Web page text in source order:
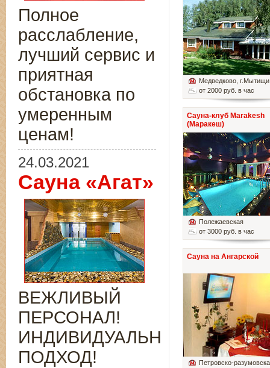
Медведково , г.Мытищи
от 2000 руб. в час
Сауна-клуб Marakesh
(Маракеш)
Полежаевская
от 3000 руб. в час
Сауна на Ангарской
Петровско-
Полное
расслабление,
лучший сервис и
приятная
обстановка по
умеренным
ценам!
24.03.2021
Сауна «Агат»
ВЕЖЛИВЫЙ
ПЕРСОНАЛ!
ИНДИВИДУАЛЬНЫЙ
ПОДХОД!